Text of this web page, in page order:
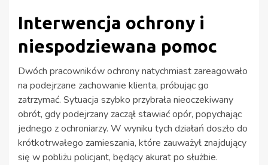
Interwencja ochrony i
niespodziewana pomoc
Dwóch pracowników ochrony natychmiast zareagowało
na podejrzane zachowanie klienta, próbując go
zatrzymać. Sytuacja szybko przybrała nieoczekiwany
obrót, gdy podejrzany zaczął stawiać opór, popychając
jednego z ochroniarzy. W wyniku tych działań doszło do
krótkotrwałego zamieszania, które zauważył znajdujący
się w pobliżu policjant, będący akurat po służbie.